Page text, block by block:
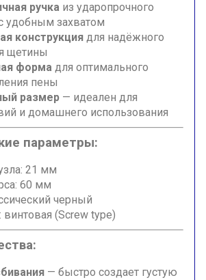
ручка из ударопрочного
удобным захватом
конструкция для надёжного
щетины
форма для оптимального
пены
размер — идеален для
и домашнего использования
параметры:
21 мм
60 мм
черный
винтовая (Screw type)
— быстро создает густую